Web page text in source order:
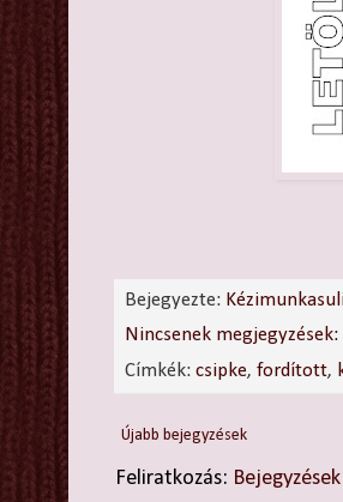
Bejegyezte:
Nincsenek megjegyzések:
Címkék:csipke,fordított,
Újabb bejegyzések
Feliratkozás: